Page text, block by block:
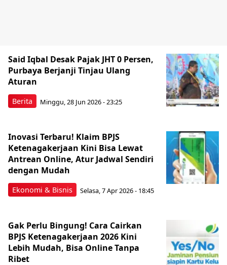
Berita
Said Iqbal Desak Pajak JHT 0 Persen,
Purbaya Berjanji Tinjau Ulang
Aturan
Minggu, 28 Jun 2026 - 23:25
Ekonomi & Bisnis
Inovasi Terbaru! Klaim BPJS
Ketenagakerjaan Kini Bisa Lewat
Antrean Online, Atur Jadwal Sendiri
dengan Mudah
Selasa, 7 Apr 2026 - 18:45
Gak Perlu Bingung! Cara Cairkan
BPJS Ketenagakerjaan 2026 Kini
Lebih Mudah, Bisa Online Tanpa
Ribet